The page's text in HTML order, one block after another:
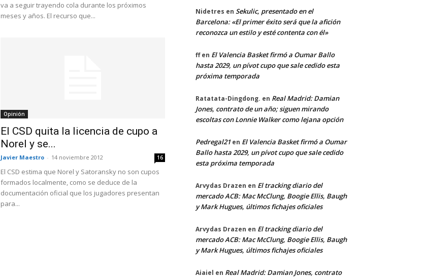
va a seguir trayendo cola durante los próximos
meses y años. El recurso que...
Opinión
El CSD quita la licencia de cupo a
Norel y se...
Javier Maestro - 14 noviembre 2012 16
El CSD estima que Norel y Satoransky no son cupos
formados localmente, como se deduce de la
documentación oficial que los jugadores presentan
para...
Nidetres en Sekulic, presentado en el
Barcelona: «El primer éxito será que la afición
reconozca un estilo y esté contenta con él»
ffen El Valencia Basket firmó a Oumar Ballo
hasta 2029, un pívot cupo que sale cedido esta
próxima temporada
Ratatata-Dingdong. en Real Madrid: Damian
Jones, contrato de un año; siguen mirando
escoltas con Lonnie Walker como lejana opción
Pedregal21en El Valencia Basket firmó a Oumar
Ballo hasta 2029, un pívot cupo que sale cedido
esta próxima temporada
Arvydas Drazen en El tracking diario del
mercado ACB: Mac McClung, Boogie Ellis, Baugh
y Mark Hugues, últimos fichajes oficiales
Arvydas Drazen en El tracking diario del
mercado ACB: Mac McClung, Boogie Ellis, Baugh
y Mark Hugues, últimos fichajes oficiales
Aiaiel en Real Madrid: Damian Jones, contrato